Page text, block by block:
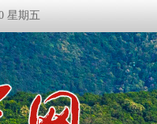
星期五